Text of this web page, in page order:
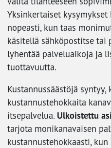
Yksinkertaiset
nopeasti, kun taas
käsitellä sähköpostitse tai
lyhentää palveluaikoja ja
tuottavuutta.
Kustannussäästöjä
kustannustehokkaita
itsepalvelua. Ulkoistettu
tarjota monikanavaisen
kustannustehokkaasti,